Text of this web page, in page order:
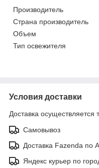
Производитель
Страна производитель
Объем
Тип освежителя
Условия доставки
Доставка осуществляется
Самовывоз
Доставка Fazenda по
Яндекс курьер по